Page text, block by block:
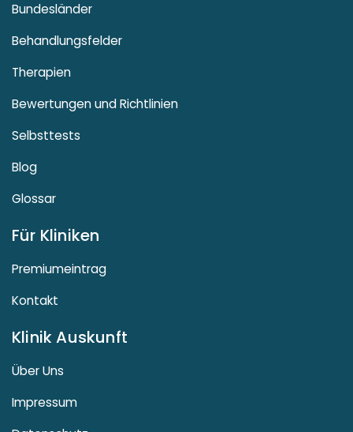
Bundesländer
Behandlungsfelder
Therapien
Bewertungen und Richtlinien
Selbsttests
Blog
Glossar
Für Kliniken
Premiumeintrag
Kontakt
Klinik Auskunft
Über Uns
Impressum